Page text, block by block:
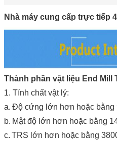
Nhà máy cung cấp trực tiếp
Thành phần vật liệu End Mill
1. Tính chất vật lý:
a. Độ cứng lớn hơn hoặc bằng
b. Mật độ lớn hơn hoặc bằng
c. TRS lớn hơn hoặc bằng